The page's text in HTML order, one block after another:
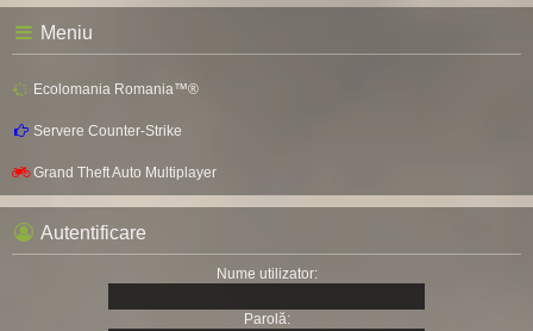
Meniu
Ecolomania Romania™®
Servere Counter-Strike
Grand Theft Auto Multiplayer
Autentificare
Nume utilizator:
Parolă: